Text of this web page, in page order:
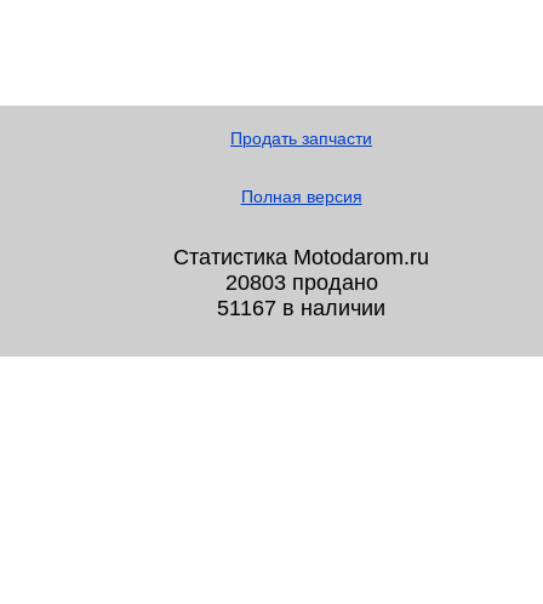
Продать запчасти
Полная версия
Статистика Motodarom.ru
20803 продано
51167 в наличии